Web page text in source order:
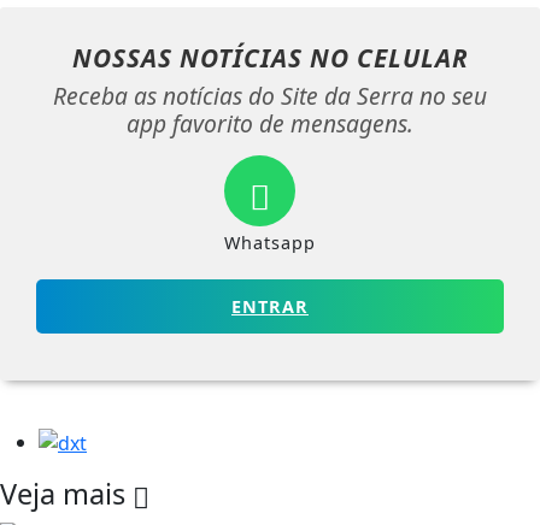
NOSSAS NOTÍCIAS NO CELULAR
Receba as notícias do Site da Serra no seu
app favorito de mensagens.
Whatsapp
ENTRAR
Veja mais